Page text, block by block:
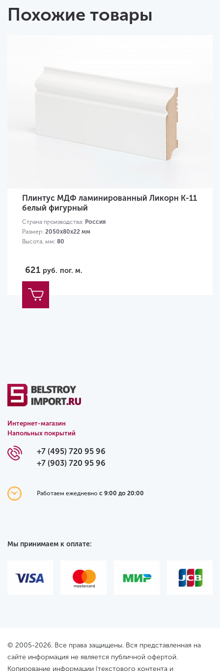
Похожие товары
Плинтус МДФ ламинированный Ликорн K-11
белый фигурный
Страна производства: Россия
Размер: 2050х80х22 мм
Высота, мм: 80
621 руб. пог. м.
Интернет-магазин
Напольных покрытий
+7 (495) 720 95 96
+7 (903) 720 95 96
Работаем ежедневно с 9:00 до 20:00
Мы принимаем к оплате:
© 2005-2026. Все права защищены. Вся представленная на
сайте информация не является публичной офертой.
Копирование информации (текстового контента и